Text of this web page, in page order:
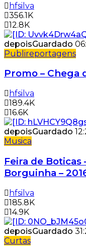
hfsilva
356.1K
12.8K
depoisGuardado
Publireportagens
Promo – Chega
hfsilva
189.4K
16.6K
depoisGuardado
Musica
Feira de Boticas
Borguinha –
hfsilva
185.8K
14.9K
depoisGuardado
Curtas